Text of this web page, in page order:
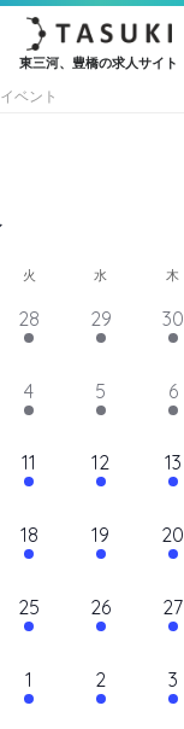
東三河、豊橋の求人サイト
イベント
火 水 木
11
イ
ン
28
11
イ
ン
29
11
イ
ン
30
11
イ
ン
4
11
イ
ン
5
11
イ
ン
6
10
イ
ン
11
10
イ
ン
12
10
イ
ン
13
9
イ
ン
18
9
イ
ン
19
9
イ
ン
20
9
イ
ン
25
9
イ
ン
26
10
イ
ン
27
6
イ
1
6
イ
2
6
イ
3